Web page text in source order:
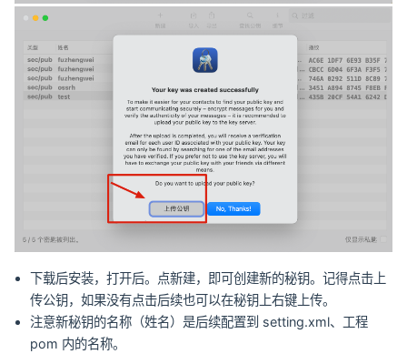
下载后安装，打开后。点新建，即可创建新的秘钥。记得点击上
传公钥，如果没有点击后续也可以在秘钥上右键上传。
注意新秘钥的名称（姓名）是后续配置到 setting.xml、工程
pom 内的名称。